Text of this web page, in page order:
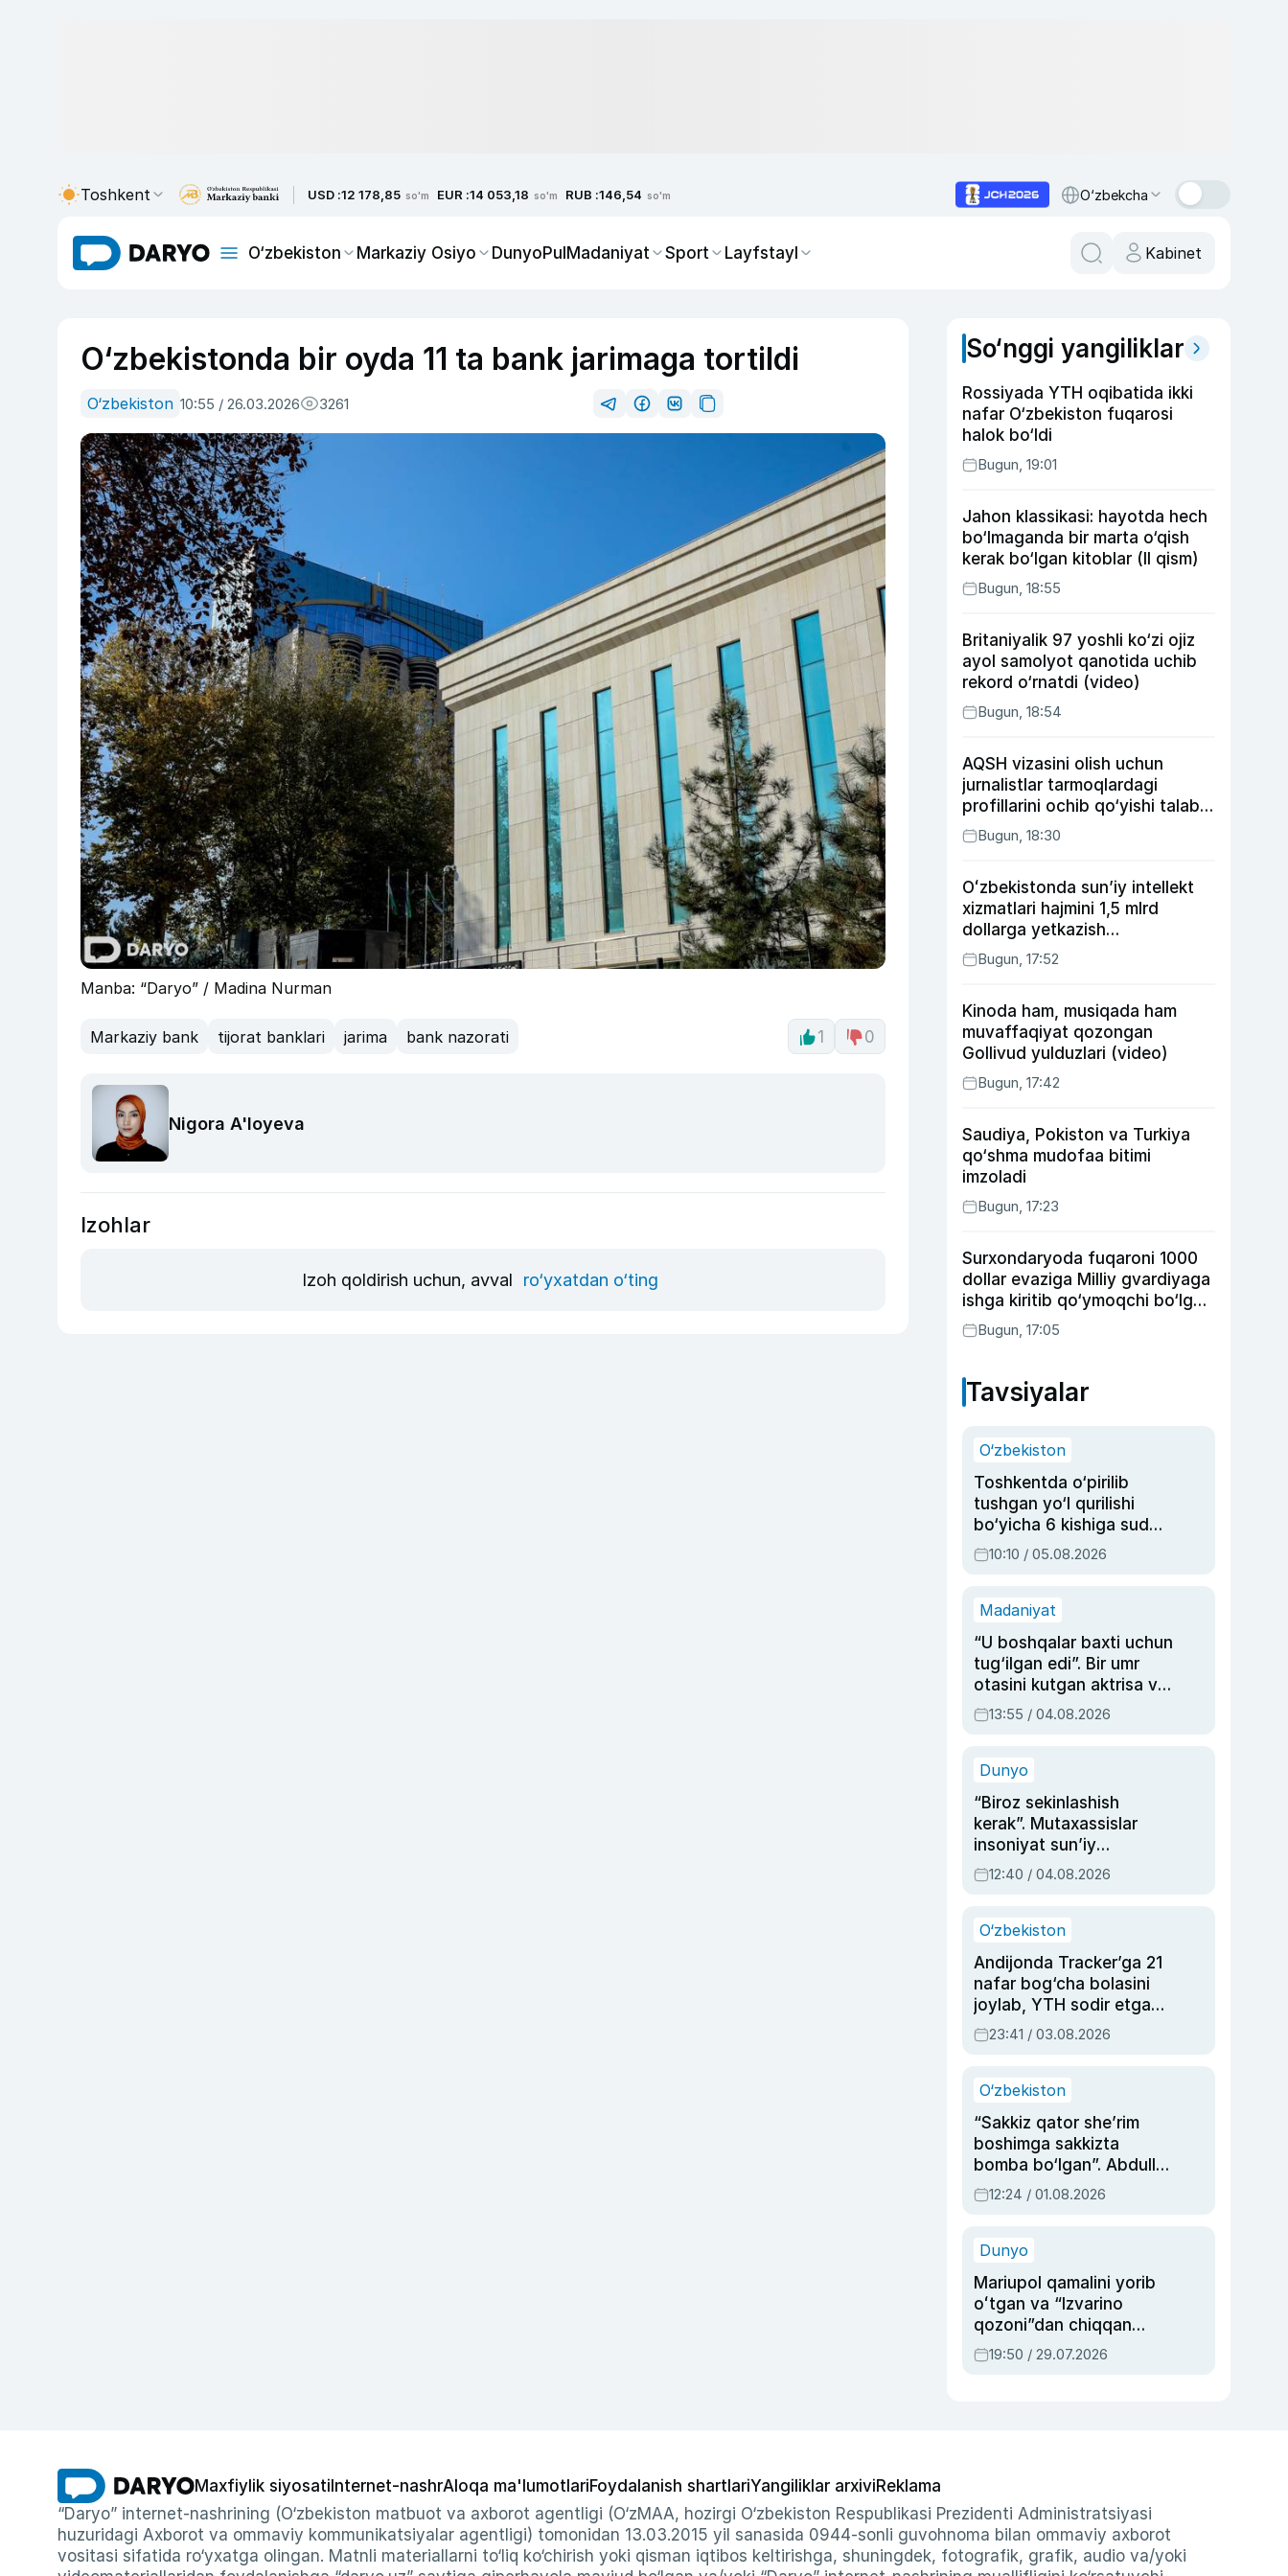
Toshkent USD :12 178,85 so'm EUR :14 053,18 so'm RUB :146,54 so'm O‘zbekcha
O‘zbekiston Markaziy Osiyo DunyoPulMadaniyat Sport Layfstayl Kabinet
O‘zbekistonda bir oyda 11 ta bank jarimaga tortildi
O‘zbekiston 10:55 / 26.03.2026 3261
Manba: “Daryo” / Madina Nurman
Markaziy bank tijorat banklari jarima bank nazorati 1 0
Nigora A'loyeva
Izohlar
Izoh qoldirish uchun, avval ro‘yxatdan o‘ting
So‘nggi yangiliklar
Rossiyada YTH oqibatida ikki
nafar O‘zbekiston fuqarosi
halok bo‘ldi
Bugun, 19:01
Jahon klassikasi: hayotda hech
bo‘lmaganda bir marta o‘qish
kerak bo‘lgan kitoblar (II qism)
Bugun, 18:55
Britaniyalik 97 yoshli ko‘zi ojiz
ayol samolyot qanotida uchib
rekord o‘rnatdi (video)
Bugun, 18:54
AQSH vizasini olish uchun
jurnalistlar tarmoqlardagi
profillarini ochib qo‘yishi talab
etilishi mumkin
Bugun, 18:30
Oʻzbekistonda sunʼiy intellekt
xizmatlari hajmini 1,5 mlrd
dollarga yetkazish
rejalashtirilmoqda
Bugun, 17:52
Kinoda ham, musiqada ham
muvaffaqiyat qozongan
Gollivud yulduzlari (video)
Bugun, 17:42
Saudiya, Pokiston va Turkiya
qo‘shma mudofaa bitimi
imzoladi
Bugun, 17:23
Surxondaryoda fuqaroni 1000
dollar evaziga Milliy gvardiyaga
ishga kiritib qo‘ymoqchi bo‘lgan
shaxs ushlandi
Bugun, 17:05
Tavsiyalar
O‘zbekiston
Toshkentda o‘pirilib
tushgan yo‘l qurilishi
bo‘yicha 6 kishiga sud
hukmi o‘qildi
10:10 / 05.08.2026
Madaniyat
“U boshqalar baxti uchun
tug‘ilgan edi”. Bir umr
otasini kutgan aktrisa va
dublyaj ustasi Rimma
Ahmedovaning
13:55 / 04.08.2026
Dunyo
“Biroz sekinlashish
kerak”. Mutaxassislar
insoniyat sun’iy
intellektni boshqara
olmay qolishidan xavotir
12:40 / 04.08.2026
O‘zbekiston
Andijonda Tracker’ga 21
nafar bog‘cha bolasini
joylab, YTH sodir etgan
ayolga sud hukmi o‘qildi
23:41 / 03.08.2026
O‘zbekiston
“Sakkiz qator she’rim
boshimga sakkizta
bomba bo‘lgan”. Abdulla
Oripovni siyosiy
ayblovlardan asrab
12:24 / 01.08.2026
Dunyo
Mariupol qamalini yorib
oʻtgan va “Izvarino
qozoni”dan chiqqan
qahramon — Ukraina
armiyasi bosh
19:50 / 29.07.2026
Maxfiylik siyosati Internet-nashrAloqa ma'lumotlariFoydalanish shartlariYangiliklar arxiviReklama
“Daryo” internet-nashrining (O‘zbekiston matbuot va axborot agentligi (O‘zMAA, hozirgi O‘zbekiston Respublikasi Prezidenti Administratsiyasi
huzuridagi Axborot va ommaviy kommunikatsiyalar agentligi) tomonidan 13.03.2015 yil sanasida 0944-sonli guvohnoma bilan ommaviy axborot
vositasi sifatida ro‘yxatga olingan. Matnli materiallarni to‘liq ko‘chirish yoki qisman iqtibos keltirishga, shuningdek, fotografik, grafik, audio va/yoki